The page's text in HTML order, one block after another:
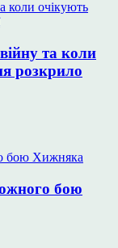
та коли
розкрило
бою